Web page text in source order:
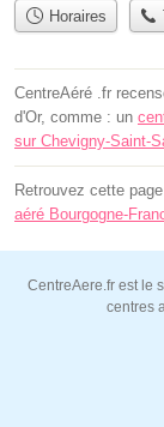
Horaires
CentreAéré .fr
d'Or, comme : un
sur Chevigny-Saint-
Retrouvez cette
aéré Bourgogne-
CentreAere.fr est le
centres